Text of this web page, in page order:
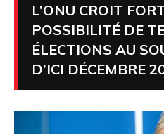
L’ONU CROIT
POSSIBILITÉ DE
ÉLECTIONS AU
D’ICI DÉCEMBRE